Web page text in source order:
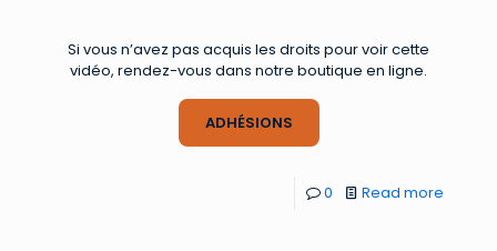
Si vous n’avez pas acquis les droits pour voir cette
vidéo, rendez-vous dans notre boutique en ligne.
ADHÉSIONS
0 Read more